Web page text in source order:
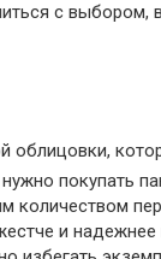
с выбором,
облицовки,
покупать
количеством
и надежнее